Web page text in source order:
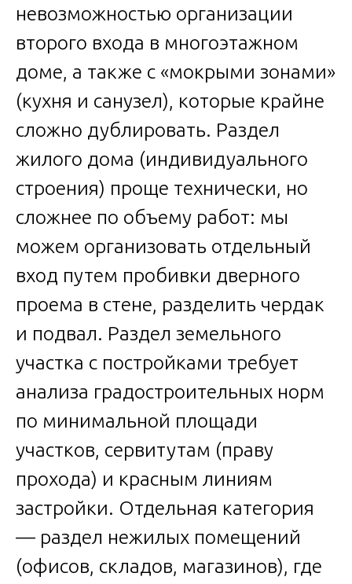
невозможностью организации
второго входа в многоэтажном
доме, а также с «мокрыми зонами»
(кухня и санузел), которые крайне
сложно дублировать. Раздел
жилого дома (индивидуального
строения) проще технически, но
сложнее по объему работ: мы
можем организовать отдельный
вход путем пробивки дверного
проема в стене, разделить чердак
и подвал. Раздел земельного
участка с постройками требует
анализа градостроительных норм
по минимальной площади
участков, сервитутам (праву
прохода) и красным линиям
застройки. Отдельная категория
— раздел нежилых помещений
(офисов, складов, магазинов), где